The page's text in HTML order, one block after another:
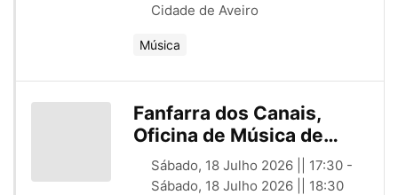
Cidade de Aveiro
Música
Fanfarra dos Canais,
Oficina de Música de
Aveiro e Comunidade
(PT)
Sábado, 18 Julho 2026 || 17:30 -
Sábado, 18 Julho 2026 || 18:30